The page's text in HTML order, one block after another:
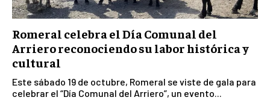
Romeral celebra el Día Comunal del
Arriero reconociendo su labor histórica y
cultural
Este sábado 19 de octubre, Romeral se viste de gala para
celebrar el “Día Comunal del Arriero”, un evento...